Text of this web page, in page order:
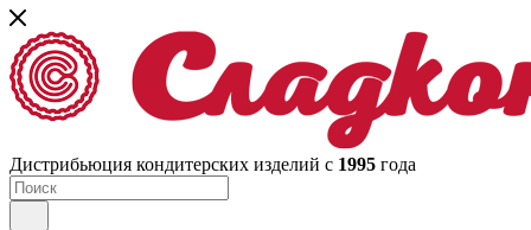
Дистрибьюция кондитерских изделий с 1995 года